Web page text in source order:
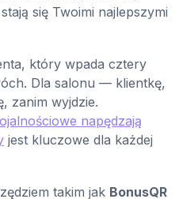
się Twoimi najlepszymi
który wpada cztery
Dla salonu — klientkę,
zanim wyjdzie.
napędzają
jest kluczowe dla każdej
takim jak BonusQR